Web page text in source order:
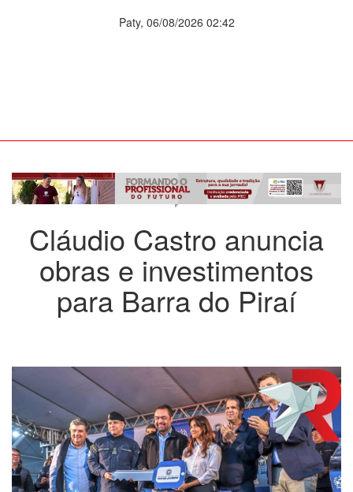
Paty, 06/08/2026 02:42
Cláudio Castro anuncia
obras e investimentos
para Barra do Piraí